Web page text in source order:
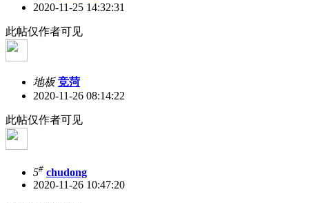
2020-11-25 14:32:31
此帖仅作者可见
地板 竞菏
2020-11-26 08:14:22
此帖仅作者可见
5# chudong
2020-11-26 10:47:20